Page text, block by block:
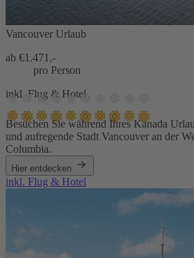
Vancouver Urlaub
ab €1.471,-
pro Person
inkl. Flug & Hotel
Besuchen Sie während Ihres Kanada
und aufregende Stadt Vancouver an der
Columbia.
Hier entdecken
inkl. Flug & Hotel